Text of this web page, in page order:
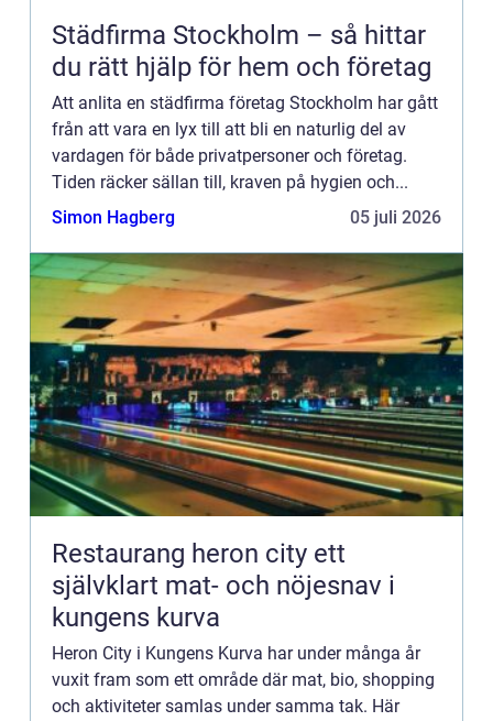
Städfirma Stockholm – så hittar
du rätt hjälp för hem och företag
Att anlita en städfirma företag Stockholm har gått
från att vara en lyx till att bli en naturlig del av
vardagen för både privatpersoner och företag.
Tiden räcker sällan till, kraven på hygien och...
Simon Hagberg
05 juli 2026
Restaurang heron city ett
självklart mat- och nöjesnav i
kungens kurva
Heron City i Kungens Kurva har under många år
vuxit fram som ett område där mat, bio, shopping
och aktiviteter samlas under samma tak. Här